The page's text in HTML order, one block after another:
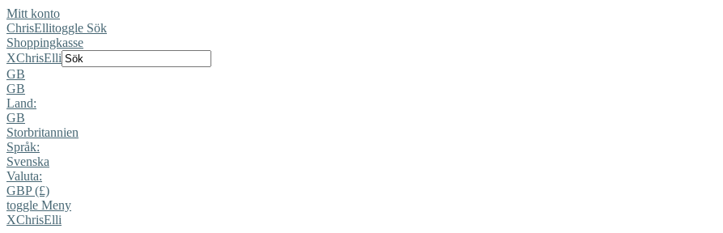
Mitt konto
ChrisEllitoggle Sök
Shoppingkasse
XChrisElli
GB
GB
Land:
GB
Storbritannien
Språk:
Svenska
Valuta:
GBP (£)
toggle Meny
XChrisElli